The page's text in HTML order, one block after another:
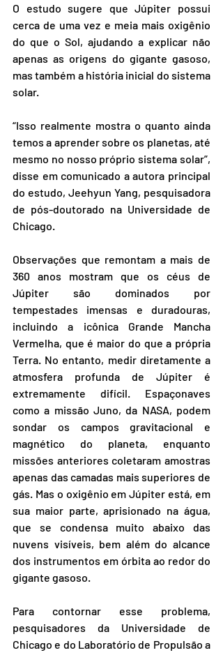
O estudo sugere que Júpiter possui
cerca de uma vez e meia mais oxigênio
do que o Sol, ajudando a explicar não
apenas as origens do gigante gasoso,
mas também a história inicial do sistema
solar.
“Isso realmente mostra o quanto ainda
temos a aprender sobre os planetas, até
mesmo no nosso próprio sistema solar”,
disse em comunicado a autora principal
do estudo, Jeehyun Yang, pesquisadora
de pós-doutorado na Universidade de
Chicago.
Observações que remontam a mais de
360 anos mostram que os céus de
Júpiter são dominados por
tempestades imensas e duradouras,
incluindo a icônica Grande Mancha
Vermelha, que é maior do que a própria
Terra. No entanto, medir diretamente a
atmosfera profunda de Júpiter é
extremamente difícil. Espaçonaves
como a missão Juno, da NASA, podem
sondar os campos gravitacional e
magnético do planeta, enquanto
missões anteriores coletaram amostras
apenas das camadas mais superiores de
gás. Mas o oxigênio em Júpiter está, em
sua maior parte, aprisionado na água,
que se condensa muito abaixo das
nuvens visíveis, bem além do alcance
dos instrumentos em órbita ao redor do
gigante gasoso.
Para contornar esse problema,
pesquisadores da Universidade de
Chicago e do Laboratório de Propulsão a